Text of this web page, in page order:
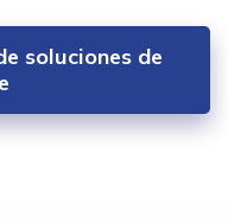
soluciones de